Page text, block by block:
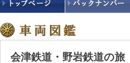
会津鉄道・野岩鉄道の旅